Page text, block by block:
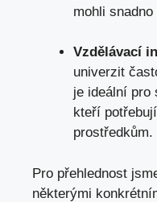
mohli snadno
Vzdělávací
univerzit
je ideální pro
kteří
prostředkům.
Pro přehlednost
některými